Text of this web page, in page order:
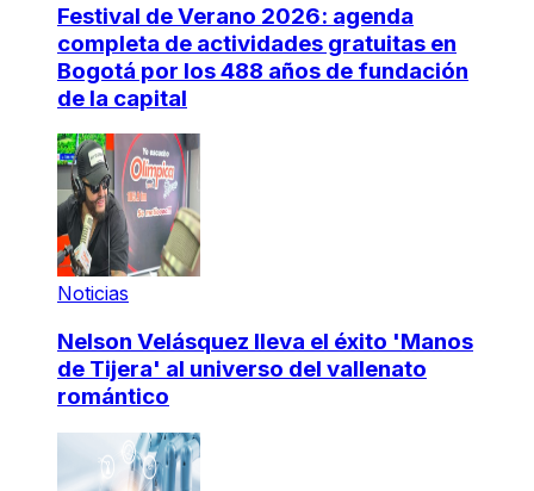
Festival de Verano 2026: agenda
completa de actividades gratuitas en
Bogotá por los 488 años de fundación
de la capital
Noticias
Nelson Velásquez lleva el éxito 'Manos
de Tijera' al universo del vallenato
romántico